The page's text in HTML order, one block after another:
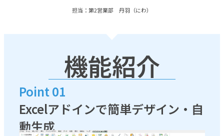
担当：第2営業部 丹羽（にわ）
機能紹介
Point 01
Excelアドインで簡単デザイン・自
動生成